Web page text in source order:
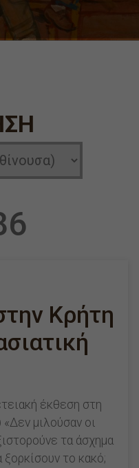
Κρήτη
έκθεση στη
μιλούσαν οι
τα άσχημα
ξορκίσουν το κακό;